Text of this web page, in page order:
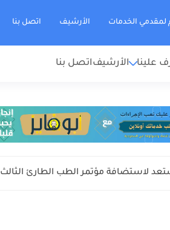
لمقدمي الخدمات الأرشيف اتصل بنا
علينا الأرشيفاتصل بنا
لاستضافة مؤتمر الطب الطارئ الثالث